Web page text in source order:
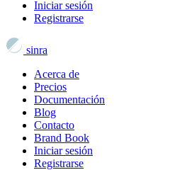
Iniciar sesión
Registrarse
sinra
Acerca de
Precios
Documentación
Blog
Contacto
Brand Book
Iniciar sesión
Registrarse